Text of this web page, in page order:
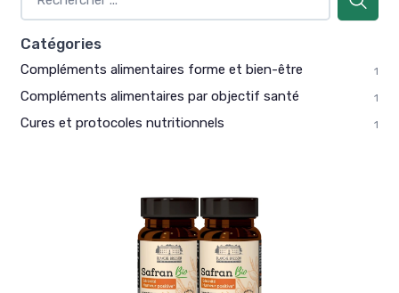
Catégories
Compléments alimentaires forme et bien-être 1
Compléments alimentaires par objectif santé 1
Cures et protocoles nutritionnels 1